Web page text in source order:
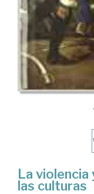
La
las culturas